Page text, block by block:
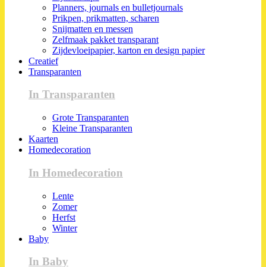
Planners, journals en bulletjournals
Prikpen, prikmatten, scharen
Snijmatten en messen
Zelfmaak pakket transparant
Zijdevloeipapier, karton en design papier
Creatief
Transparanten
In Transparanten
Grote Transparanten
Kleine Transparanten
Kaarten
Homedecoration
In Homedecoration
Lente
Zomer
Herfst
Winter
Baby
In Baby